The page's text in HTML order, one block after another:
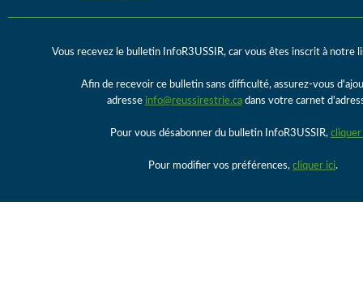
Vous recevez le bulletin InfoR3USSIR, car vous êtes inscrit à notre
Afin de recevoir ce bulletin sans difficulté, assurez-vous
adresse info@reussirestrie.ca dans votre carnet
Pour vous désabonner du bulletin InfoR3USSIR, cliquer
Pour modifier vos préférences, cliquer ici.